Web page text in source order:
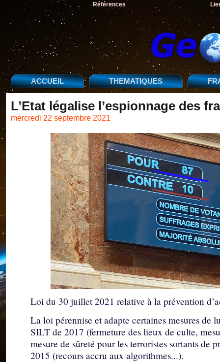
Références
ACCUEIL THEMATIQUES
L’Etat légalise l’espionnage des
mercredi 22 septembre 2021
Loi du 30 juillet 2021 relative à la prévention
La loi pérennise et adapte certaines mesures de
SILT de 2017 (fermeture des lieux de culte,
mesure de sûreté pour les terroristes sortants de
2015 (recours accru aux algorithmes...).